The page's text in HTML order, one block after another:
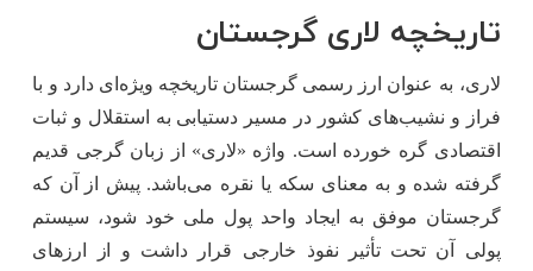
تاریخچه لاری گرجستان
لاری، به عنوان ارز رسمی گرجستان تاریخچه ویژه‌ای دارد و با
فراز و نشیب‌های کشور در مسیر دستیابی به استقلال و ثبات
اقتصادی گره خورده است. واژه «لاری» از زبان گرجی قدیم
گرفته شده و به معنای سکه یا نقره می‌باشد. پیش از آن‌ که
گرجستان موفق به ایجاد واحد پول ملی خود شود، سیستم
پولی آن تحت تأثیر نفوذ خارجی قرار داشت و از ارزهای